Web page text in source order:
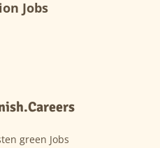
Jobs
green Jobs